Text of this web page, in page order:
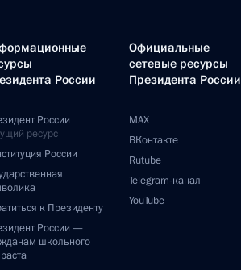
России
России
ресурс
России
к Президенту
России —
школьного
Официальные
сетевые ресурсы
Президента России
MAX
ВКонтакте
Rutube
Telegram-канал
YouTube